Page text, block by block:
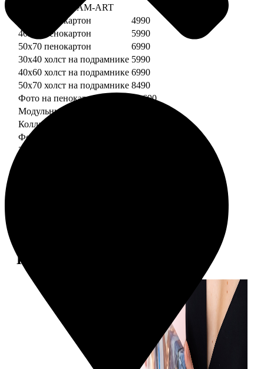
Картины DREAM-ART
30х40 пенокартон
4990
40х60 пенокартон
5990
50х70 пенокартон
6990
30х40 холст на подрамнике 5990
40х60 холст на подрамнике 6990
50х70 холст на подрамнике 8490
Фото на пенокартоне
от 690
Модульный пенокартон
Коллаж на пенокартоне
ФотоМозаика
30х40 пенокартон
Примеры работ